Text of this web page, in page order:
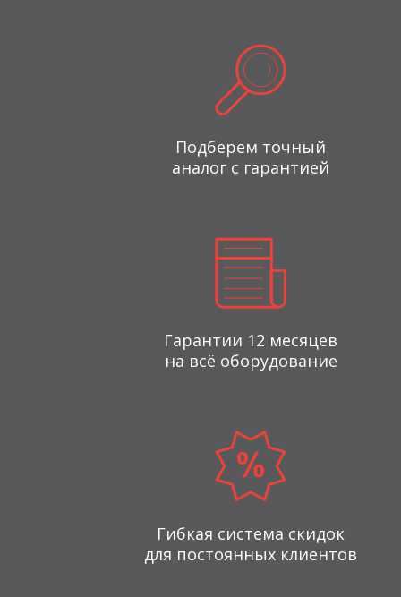
Подберем точный
аналог с гарантией
Гарантии 12 месяцев
на всё оборудование
Гибкая система скидок
для постоянных клиентов